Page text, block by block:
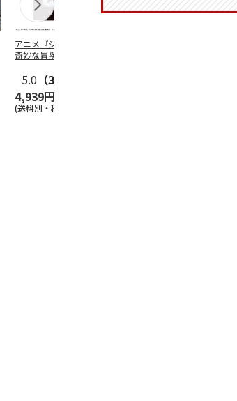
アニメ『ジョジョの
奇妙な冒険 黄金の
5.0 （3）
4,939円
(送料別・税込)